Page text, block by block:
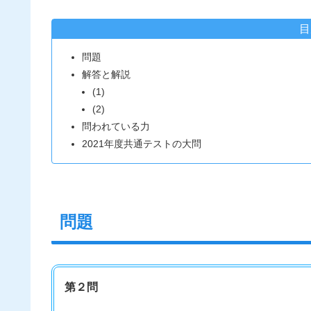
問題
解答と解説
(1)
(2)
問われている力
2021年度共通テストの大問
問題
第２問